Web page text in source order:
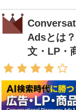
Adsとは
文・LP・